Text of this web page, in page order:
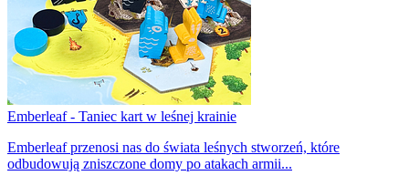
Emberleaf - Taniec kart w leśnej krainie
Emberleaf przenosi nas do świata leśnych stworzeń, które
odbudowują zniszczone domy po atakach armii...